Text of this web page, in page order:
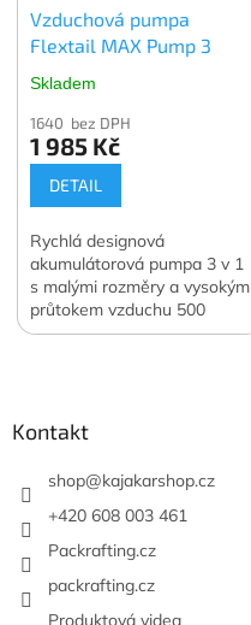
distribuce.
Vzduchová pumpa
Flextail MAX Pump 3
Skladem
1640 bez DPH
1 985 Kč
DETAIL
Rychlá designová
akumulátorová pumpa 3 v 1
s malými rozměry a vysokým
průtokem vzduchu 500
l/min. Navíc funkce svítilny a
Kontakt
shop@kajakarshop.cz
+420 608 003 461
Packrafting.cz
packrafting.cz
Produktová videa